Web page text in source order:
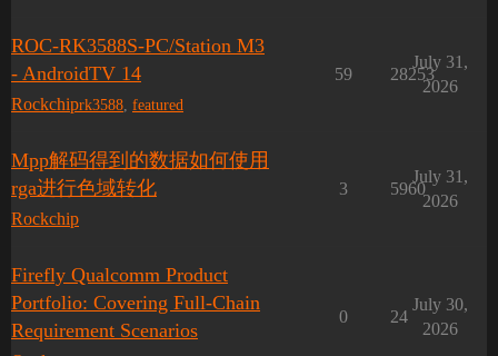
ROC-RK3588S-PC/Station M3
- AndroidTV 14
Rockchiprk3588 featured
59 28253
July 31,
2026
Mpp解码得到的数据如何使用
rga进行色域转化
Rockchip
3 5960
July 31,
2026
Firefly Qualcomm Product
Portfolio: Covering Full-Chain
Requirement Scenarios
0 24
July 30,
2026